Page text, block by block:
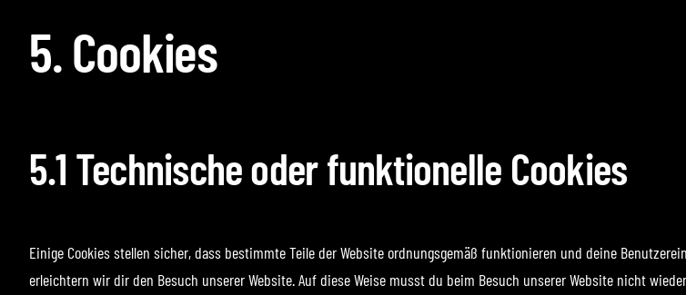
5. Cookies
5.1 Technische oder funktionelle Cookies
Einige Cookies stellen sicher, dass bestimmte Teile der Website ordnungsgemäß funktionieren und deine
erleichtern wir dir den Besuch unserer Website. Auf diese Weise musst du beim Besuch unserer Website nicht